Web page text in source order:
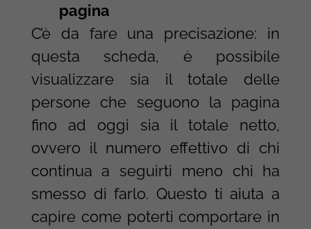
pagina
C’è da fare una precisazione: in
questa scheda, è possibile
visualizzare sia il totale delle
persone che seguono la pagina
fino ad oggi sia il totale netto,
ovvero il numero effettivo di chi
continua a seguirti meno chi ha
smesso di farlo. Questo ti aiuta a
capire come poterti comportare in